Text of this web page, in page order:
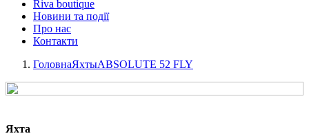
Riva boutique
Новини та події
Про нас
Контакти
ГоловнаЯхтыABSOLUTE 52 FLY
Яхта